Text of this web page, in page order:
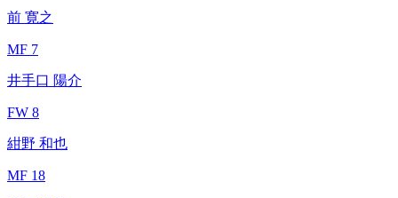
前 寛之
MF 7
井手口 陽介
FW 8
紺野 和也
MF 18